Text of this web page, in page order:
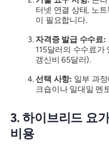
터넷 연결 상태, 노
이 필요합니다.
자격증 발급 수수료:
115달러의 수수료
갱신비 65달러).
선택 사항: 일부 과
크숍이나 일대일 멘
3. 하이브리드 요
비용